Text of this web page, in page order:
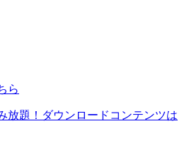
ら
放題！ダウンロードコンテンツは